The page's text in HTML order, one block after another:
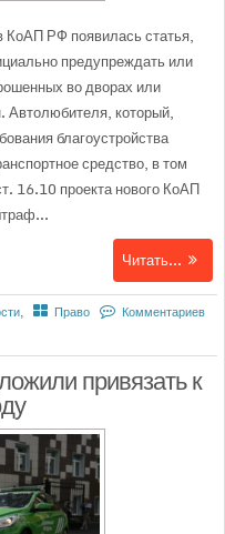
КоАП РФ появилась статья,
предупреждать или
во дворах или
Автолюбителя, который,
благоустройства
средство, в том
16.10 проекта нового КоАП
Читать...
, Право
Комментариев
привязать к